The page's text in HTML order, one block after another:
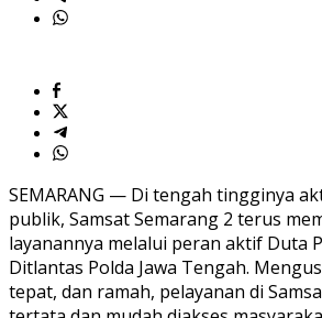
SEMARANG — Di tengah tingginya
publik, Samsat Semarang 2 terus
layanannya melalui peran aktif Duta
Ditlantas Polda Jawa Tengah.
tepat, dan ramah, pelayanan di